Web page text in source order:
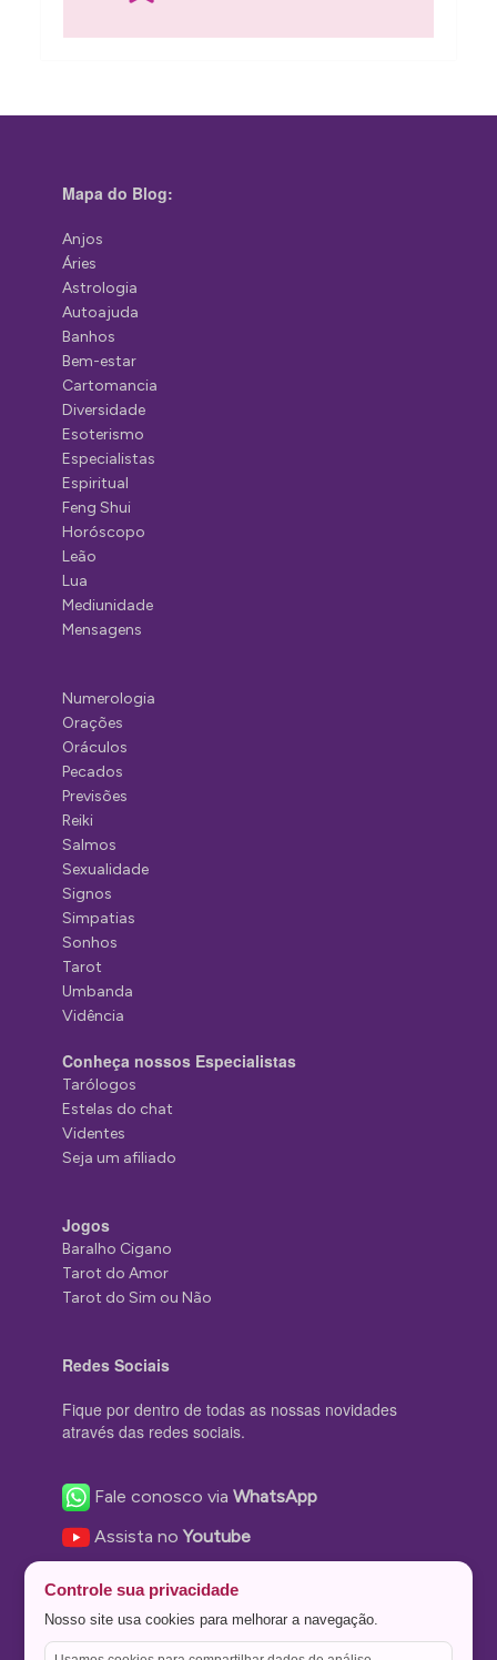
Mapa do Blog:
Anjos
Áries
Astrologia
Autoajuda
Banhos
Bem-estar
Cartomancia
Diversidade
Esoterismo
Especialistas
Espiritual
Feng Shui
Horóscopo
Leão
Lua
Mediunidade
Mensagens
Numerologia
Orações
Oráculos
Pecados
Previsões
Reiki
Salmos
Sexualidade
Signos
Simpatias
Sonhos
Tarot
Umbanda
Vidência
Conheça nossos Especialistas
Tarólogos
Estelas do chat
Videntes
Seja um afiliado
Jogos
Baralho Cigano
Tarot do Amor
Tarot do Sim ou Não
Redes Sociais
Fique por dentro de todas as nossas novidades
através das redes sociais.
Fale conosco viaWhatsApp
Assista noYoutube
Nos siga no Instagram
Nos siga noTwitter
Controle sua privacidade
Nosso site usa cookies para melhorar a navegação.